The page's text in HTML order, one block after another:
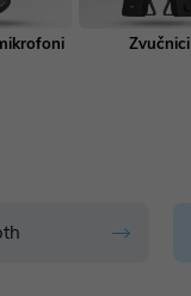
Zvučnici